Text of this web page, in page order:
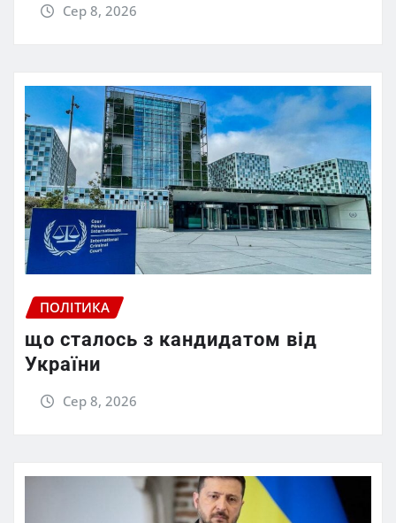
Сер 8, 2026
ПОЛІТИКА
що сталось з кандидатом від
України
Сер 8, 2026